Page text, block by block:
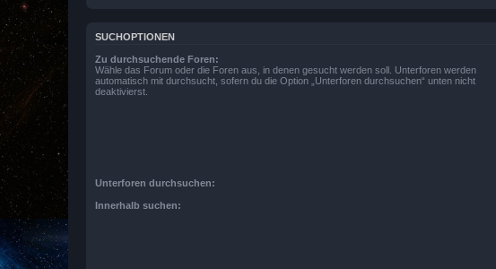
SUCHOPTIONEN
Zu durchsuchende Foren:
Wähle das Forum oder die Foren aus, in denen gesucht werden soll. Unterforen werden
automatisch mit durchsucht, sofern du die Option „Unterforen durchsuchen“ unten nicht
deaktivierst.
Unterforen durchsuchen:
Innerhalb suchen: